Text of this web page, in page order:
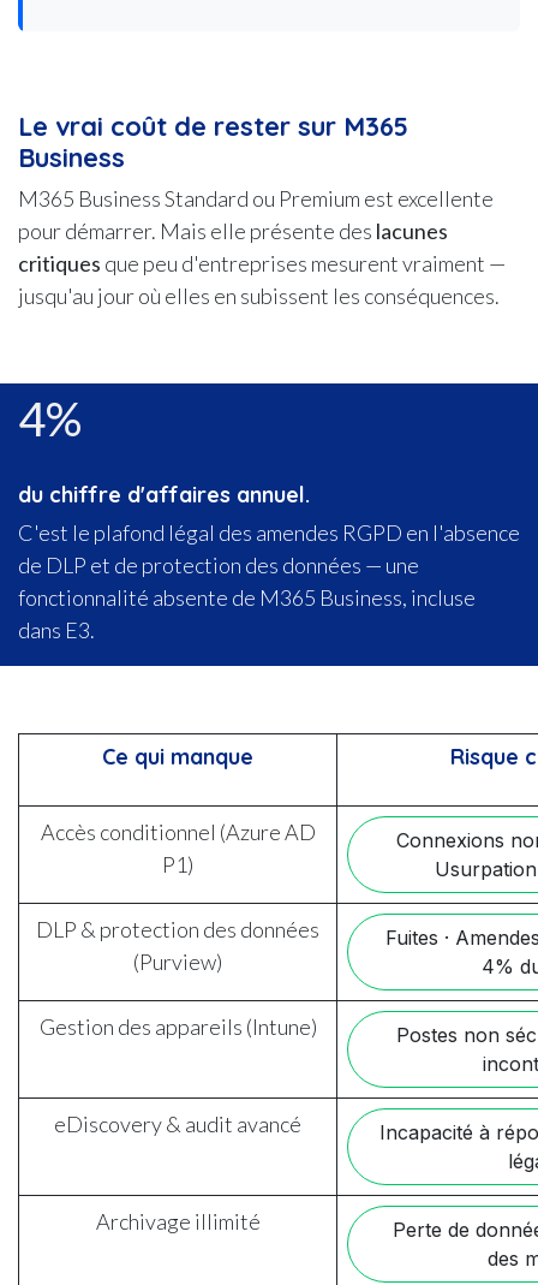
Le vrai coût de rester sur M365
Business
M365 Business Standard ou Premium est excellente
pour démarrer. Mais elle présente des lacunes
critiques que peu d'entreprises mesurent vraiment —
jusqu'au jour où elles en subissent les conséquences.
4%
du chiffre d'affaires annuel.
C'est le plafond légal des amendes RGPD en l'absence
de DLP et de protection des données — une
fonctionnalité absente de M365 Business, incluse
dans E3.
Ce qui manque Risque
Accès conditionnel (Azure AD
P1)
Connexions
DLP & protection des données
(Purview)
Fuites ·
4%
Gestion des appareils (Intune)
Postes non
eDiscovery & audit avancé
Incapacité à
Archivage illimité
Perte de
des